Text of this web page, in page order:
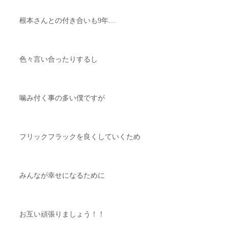
根本さんとの付き合いも9年…
色々言い合ったりするし
噛み付く事の多い僕ですが
フリックフラックを良くしていくため
みんなが幸せになるために
お互い頑張りましょう！！